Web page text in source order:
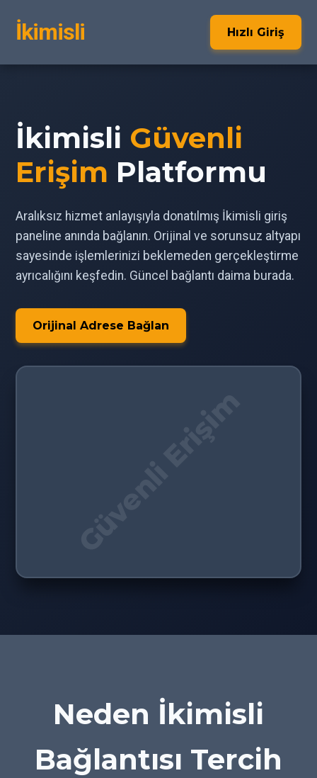
İkimisli Hızlı Giriş
İkimisli Güvenli
Erişim Platformu
Aralıksız hizmet anlayışıyla donatılmış İkimisli giriş
paneline anında bağlanın. Orijinal ve sorunsuz altyapı
sayesinde işlemlerinizi beklemeden gerçekleştirme
ayrıcalığını keşfedin. Güncel bağlantı daima burada.
Orijinal Adrese Bağlan
Neden İkimisli
Bağlantısı Tercih